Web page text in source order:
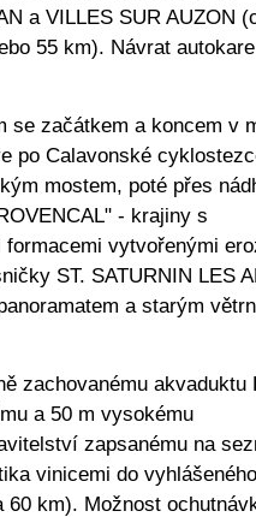
a VILLES SUR AUZON
55 km). Návrat
se začátkem a koncem v
po Calavonské
mostem, poté přes
- krajiny s
vytvořenými
ST. SATURNIN LES
a starým
zachovanému akvaduktu
a 50 m vysokému
zapsanému na
vinicemi do vyhlášeného
60 km). Možnost